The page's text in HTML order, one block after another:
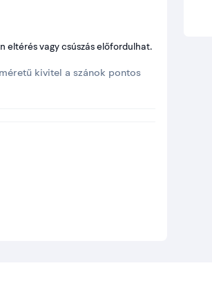
eltérés vagy csúszás előfordulhat.
kivitel a szánok pontos